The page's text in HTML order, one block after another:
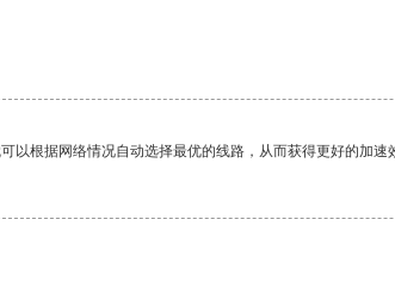
根据网络情况自动选择最优的线路，从而获得更好的加速